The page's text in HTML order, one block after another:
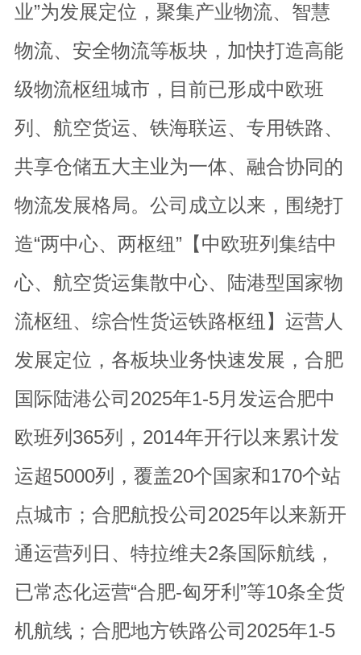
业”为发展定位，聚集产业物流、智慧
物流、安全物流等板块，加快打造高能
级物流枢纽城市，目前已形成中欧班
列、航空货运、铁海联运、专用铁路、
共享仓储五大主业为一体、融合协同的
物流发展格局。公司成立以来，围绕打
造“两中心、两枢纽”【中欧班列集结中
心、航空货运集散中心、陆港型国家物
流枢纽、综合性货运铁路枢纽】运营人
发展定位，各板块业务快速发展，合肥
国际陆港公司2025年1-5月发运合肥中
欧班列365列，2014年开行以来累计发
运超5000列，覆盖20个国家和170个站
点城市；合肥航投公司2025年以来新开
通运营列日、特拉维夫2条国际航线，
已常态化运营“合肥-匈牙利”等10条全货
机航线；合肥地方铁路公司2025年1-5